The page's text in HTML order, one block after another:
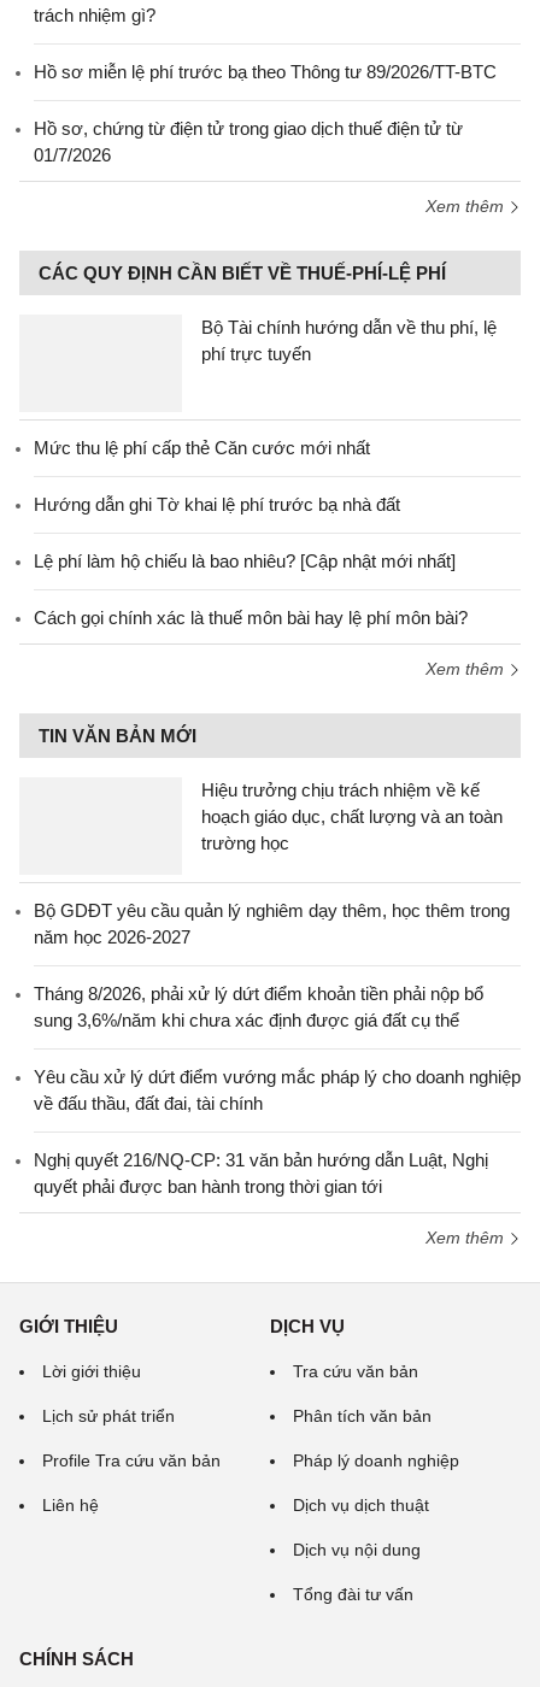
trách nhiệm gì?
Hồ sơ miễn lệ phí trước bạ theo Thông tư 89/2026/TT-BTC
Hồ sơ, chứng từ điện tử trong giao dịch thuế điện tử từ
01/7/2026
Xem thêm
CÁC QUY ĐỊNH CẦN BIẾT VỀ THUẾ-PHÍ-LỆ PHÍ
Bộ Tài chính hướng dẫn về thu phí, lệ
phí trực tuyến
Mức thu lệ phí cấp thẻ Căn cước mới nhất
Hướng dẫn ghi Tờ khai lệ phí trước bạ nhà đất
Lệ phí làm hộ chiếu là bao nhiêu? [Cập nhật mới nhất]
Cách gọi chính xác là thuế môn bài hay lệ phí môn bài?
Xem thêm
TIN VĂN BẢN MỚI
Hiệu trưởng chịu trách nhiệm về kế
hoạch giáo dục, chất lượng và an toàn
trường học
Bộ GDĐT yêu cầu quản lý nghiêm dạy thêm, học thêm trong
năm học 2026-2027
Tháng 8/2026, phải xử lý dứt điểm khoản tiền phải nộp bổ
sung 3,6%/năm khi chưa xác định được giá đất cụ thể
Yêu cầu xử lý dứt điểm vướng mắc pháp lý cho doanh nghiệp
về đấu thầu, đất đai, tài chính
Nghị quyết 216/NQ-CP: 31 văn bản hướng dẫn Luật, Nghị
quyết phải được ban hành trong thời gian tới
Xem thêm
GIỚI THIỆU
Lời giới thiệu
Lịch sử phát triển
Profile Tra cứu văn bản
Liên hệ
DỊCH VỤ
Tra cứu văn bản
Phân tích văn bản
Pháp lý doanh nghiệp
Dịch vụ dịch thuật
Dịch vụ nội dung
Tổng đài tư vấn
CHÍNH SÁCH